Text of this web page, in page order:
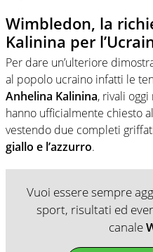
Wimbledon, la
Kalinina per
Per dare un’ulteriore
al popolo ucraino infatti le
Anhelina Kalinina, rivali
hanno ufficialmente chiesto
vestendo due completi
giallo e l’azzurro.
Vuoi essere sempre
sport, risultati ed
canale